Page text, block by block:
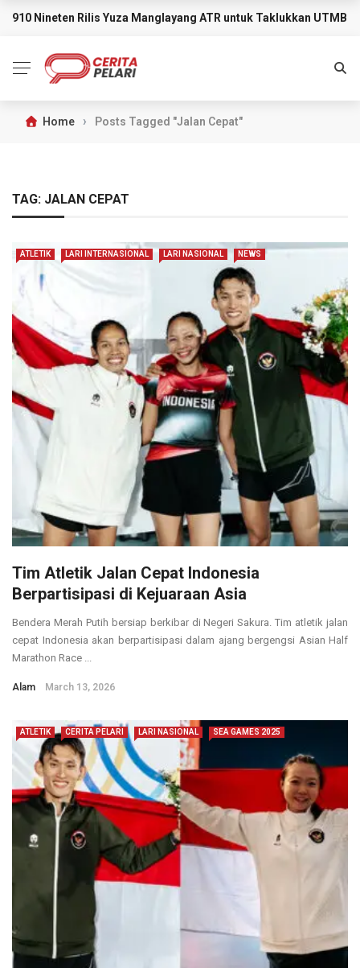
BREAKING NEWS
910 Nineten Rilis Yuza Manglayang ATR untuk Taklukkan UTMB
Home › Posts Tagged "Jalan Cepat"
TAG: JALAN CEPAT
ATLETIK LARI INTERNASIONAL LARI NASIONAL NEWS
Tim Atletik Jalan Cepat Indonesia
Berpartisipasi di Kejuaraan Asia
Bendera Merah Putih bersiap berkibar di Negeri Sakura. Tim atletik jalan
cepat Indonesia akan berpartisipasi dalam ajang bergengsi Asian Half
Marathon Race ...
Alam March 13, 2026
ATLETIK CERITA PELARI LARI NASIONAL SEA GAMES 2025